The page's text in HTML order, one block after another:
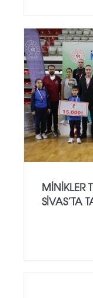
MINIKLER
SIVAS’TA